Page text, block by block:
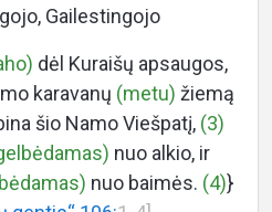
Gailestingojo
dėl Kuraišų apsaugos,
karavanų (metu) žiemą
šio Namo Viešpatį, (3)
nuo alkio, ir
nuo baimės. (4)}